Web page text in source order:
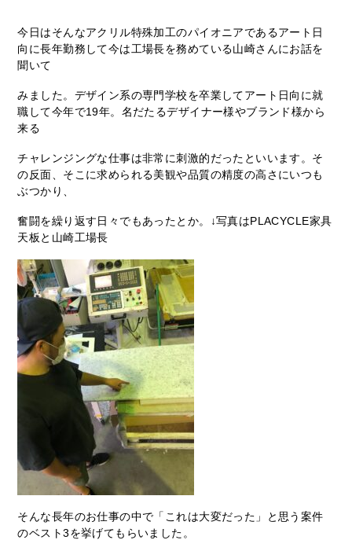
今日はそんなアクリル特殊加工のパイオニアであるアート日
向に長年勤務して今は工場長を務めている山崎さんにお話を
聞いて
みました。デザイン系の専門学校を卒業してアート日向に就
職して今年で19年。名だたるデザイナー様やブランド様から
来る
チャレンジングな仕事は非常に刺激的だったといいます。そ
の反面、そこに求められる美観や品質の精度の高さにいつも
ぶつかり、
奮闘を繰り返す日々でもあったとか。↓写真はPLACYCLE家具
天板と山崎工場長
そんな長年のお仕事の中で「これは大変だった」と思う案件
のベスト3を挙げてもらいました。